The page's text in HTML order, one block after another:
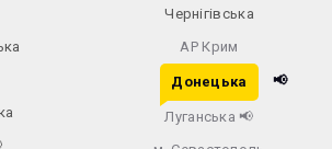
Чернігівська
АР Крим
Донецька 📢
Луганська 📢